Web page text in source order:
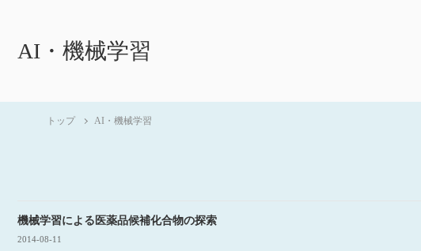
AI・機械学習
トップ AI・機械学習
機械学習による医薬品候補化合物の探索
2014-08-11